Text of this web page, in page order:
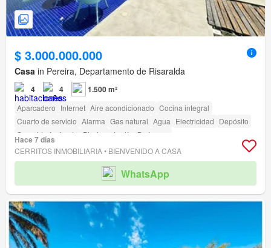
$ 3.000.000.000
Casa in Pereira, Departamento de Risaralda
4 4 1.500 m²
Aparcadero Internet Aire acondicionado Cocina integral
Cuarto de servicio Alarma Gas natural Agua Electricidad Depósito
Seguridad privada
Piscina Jardín Barbecue
Hace 7 días
CERRITOS INMOBILIARIA • BIENVENIDO A CASA
WhatsApp